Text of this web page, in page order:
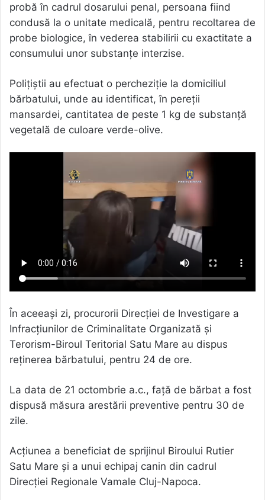
probă în cadrul dosarului penal, persoana fiind
condusă la o unitate medicală, pentru recoltarea de
probe biologice, în vederea stabilirii cu exactitate a
consumului unor substanțe interzise.
Polițiștii au efectuat o percheziție la domiciliul
bărbatului, unde au identificat, în pereții
mansardei, cantitatea de peste 1 kg de substanță
vegetală de culoare verde-olive.
În aceeași zi, procurorii Direcției de Investigare a
Infracțiunilor de Criminalitate Organizată și
Terorism-Biroul Teritorial Satu Mare au dispus
reținerea bărbatului, pentru 24 de ore.
La data de 21 octombrie a.c., față de bărbat a fost
dispusă măsura arestării preventive pentru 30 de
zile.
Acțiunea a beneficiat de sprijinul Biroului Rutier
Satu Mare și a unui echipaj canin din cadrul
Direcției Regionale Vamale Cluj-Napoca.